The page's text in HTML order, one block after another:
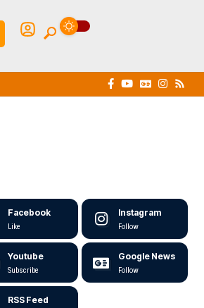
Facebook
Like
Instagram
Follow
Youtube
Subscribe
Google News
Follow
RSS Feed